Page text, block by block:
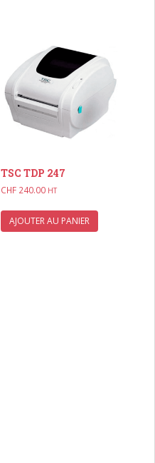
TSC TDP 247
CHF240.00 HT
AJOUTER AU PANIER